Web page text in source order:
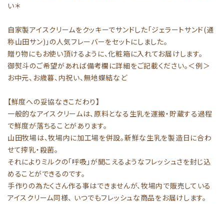
い＊
自家製アイスクリームをクッキーでサンドした「ジェラートサンド(通
称山田サン)」の人気フレーバーをセットにしました。
贈り物にもお使い頂けるように、化粧箱に入れてお届けします。
御熨斗のご希望があれば備考欄に詳細をご記載ください。＜例＞
お中元、お歳暮、内祝い、無地蝶結など
【鮮度への妥協なきこだわり】
一般的なアイスクリームは、原料となる生乳を運搬・貯蔵する過程
で鮮度が落ちることがあります。
山田牧場は、牧場内に加工場を併設。新鮮な生乳を製造日に合わ
せて搾乳・殺菌。
それによりミルクの「呼吸」が聞こえるようなフレッシュさを封じ込
めることができるのです。
手作りの為たくさん作る事はできませんが、牧場内で販売している
アイスクリーム同様、 いつでもフレッシュな商品をお届けします。